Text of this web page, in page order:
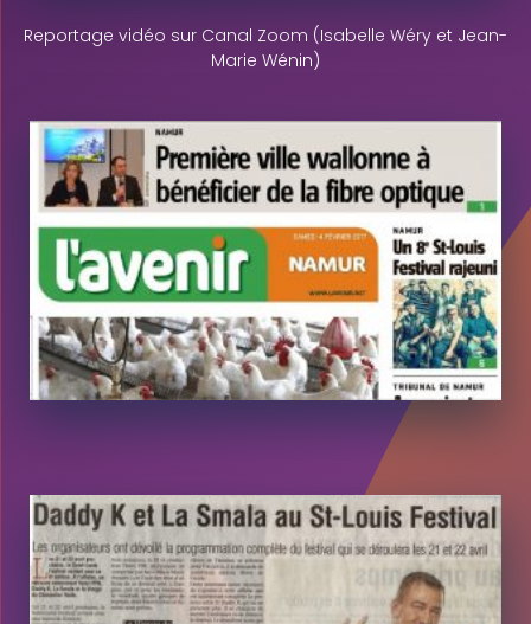
Reportage vidéo sur Canal Zoom (Isabelle Wéry et Jean-
Marie Wénin)